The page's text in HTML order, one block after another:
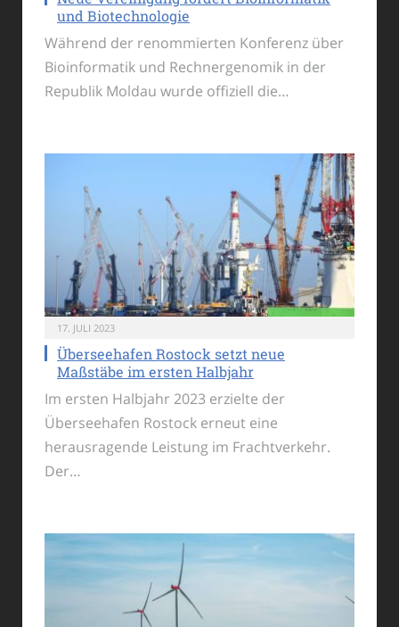
und Biotechnologie
Während der renommierten Konferenz über
Bioinformatik und Rechnergenomik in der
Republik Moldau wurde offiziell die…
17. JULI 2023
Überseehafen Rostock setzt neue
Maßstäbe im ersten Halbjahr
Im ersten Halbjahr 2023 erzielte der
Überseehafen Rostock erneut eine
herausragende Leistung im Frachtverkehr.
Der…